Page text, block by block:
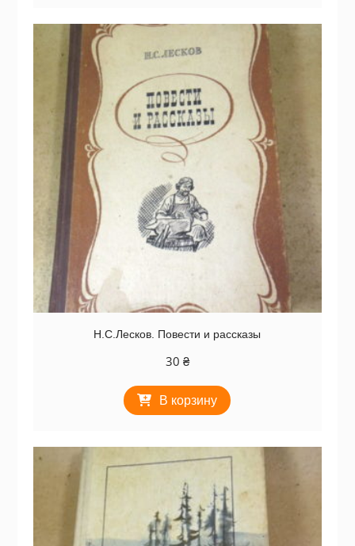
Н.С.Лесков. Повести и рассказы
30 ₴
В корзину